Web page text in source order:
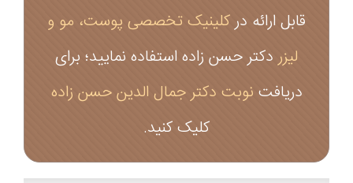
قابل ارائه درکلینیک تخصصی پوست، مو و
لیزردکتر حسن زاده استفاده نمایید؛ برای
دریافت نوبت دکتر جمال الدین حسن زاده
کلیک کنید.